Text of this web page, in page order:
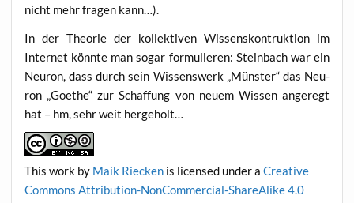
nicht mehr fra­gen kann…).
In der Theo­rie der kol­lek­ti­ven Wis­sens­kontruk­ti­on im
Inter­net könn­te man sogar for­mu­lie­ren: Stein­bach war ein
Neu­ron, dass durch sein Wis­sens­werk „Müns­ter“ das Neu­
ron „Goe­the“ zur Schaf­fung von neu­em Wis­sen ange­regt
hat – hm, sehr weit hergeholt…
This work by Maik Riecken is licen­sed under aCrea­ti­ve
Com­mons Attri­bu­ti­on-Non­Com­mer­cial-ShareA­li­ke 4.0